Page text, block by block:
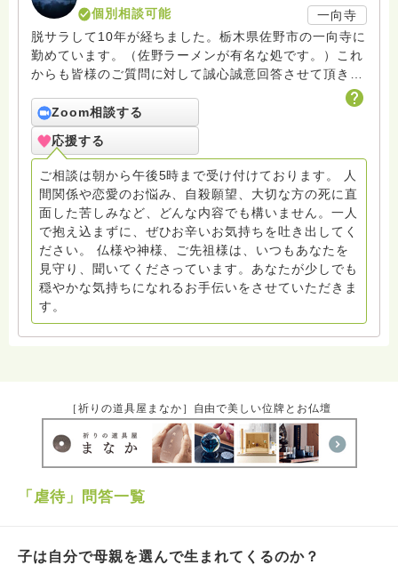
個別相談可能
一向寺
脱サラして10年が経ちました。栃木県佐野市の一向寺に
勤めています。（佐野ラーメンが有名な処です。）これ
からも皆様のご質問に対して誠心誠意回答させて頂きた
いと存じます。まだまだ修行中の身ですので至らぬ点あ
ろうかとは存じますが共に精進して参りましょうね。お
寺にもお気軽に遊びに来てください。
Zoom相談する
応援する
ご相談は朝から午後5時まで受け付けております。 人
間関係や恋愛のお悩み、自殺願望、大切な方の死に直
面した苦しみなど、どんな内容でも構いません。一人
で抱え込まずに、ぜひお辛いお気持ちを吐き出してく
ださい。 仏様や神様、ご先祖様は、いつもあなたを
見守り、聞いてくださっています。あなたが少しでも
穏やかな気持ちになれるお手伝いをさせていただきま
す。
［祈りの道具屋まなか］自由で美しい位牌とお仏壇
「虐待」問答一覧
子は自分で母親を選んで生まれてくるのか？